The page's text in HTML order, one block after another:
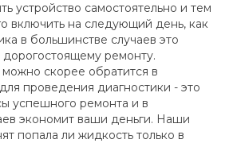
устройство самостоятельно и тем
включить на следующий день, как
в большинстве случаев это
ремонту.
скорее обратится в
проведения диагностики - это
успешного ремонта и в
экономит ваши деньги. Наши
попала ли жидкость только в